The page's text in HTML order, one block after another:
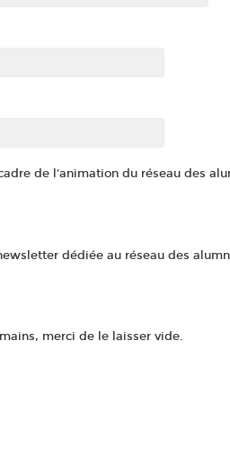
de l'animation du réseau des
dédiée au réseau des
merci de le laisser vide.